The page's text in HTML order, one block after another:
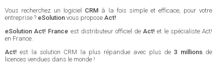
Vous recherchez un logiciel CRM à la fois simple et efficace, pour votre
entreprise ? eSolution vous propose Act!
eSolution Act! France est distributeur officiel deAct! et le spécialiste Act!
en France.
Act! est la solution CRM la plus répandue avec plus de3 millionsde
licences vendues dans le monde !